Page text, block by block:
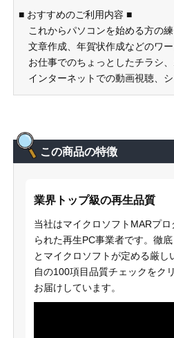
■ おすすめのご利用内容 ■
これからパソコンを始める方の練
文章作成、年賀状作成などのワ
お仕事でのちょっとしたチラシ
インターネットでの動画視聴、
この商品の特徴
業界トップ級の再生品質
当社はマイクロソフトMARプ
られた再生PC事業者です。徹
とマイクロソフトが定める厳し
自の100項目品質チェックをク
お届けしています。